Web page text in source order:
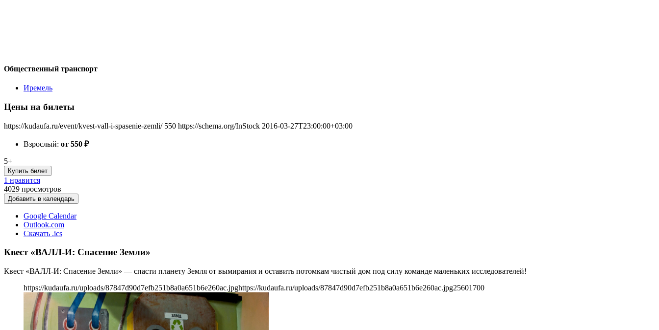
Общественный транспорт
Иремель
Цены на билеты
https://kudaufa.ru/event/kvest-vall-i-spasenie-zemli/ 550 https://schema.org/InStock 2016-03-27T23:00:00+03:00
Взрослый: от 550 ₽
5+
Купить билет
1 нравится
4029 просмотров
Добавить в календарь
Google Calendar
Outlook.com
Скачать .ics
Квест «ВАЛЛ-И: Спасение Земли»
Квест «ВАЛЛ-И: Спасение Земли» — спасти планету Земля от вымирания и оставить потомкам чистый дом под силу команде маленьких исследователей!
https://kudaufa.ru/uploads/87847d90d7efb251b8a0a651b6e260ac.jpghttps://kudaufa.ru/uploads/87847d90d7efb251b8a0a651b6e260ac.jpg25601700